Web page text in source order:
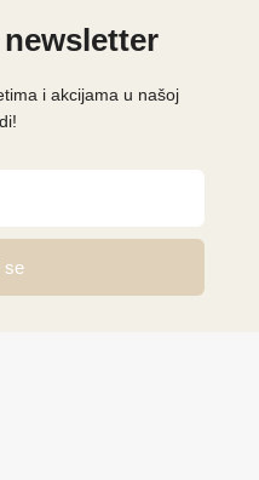
i akcijama u našoj
se